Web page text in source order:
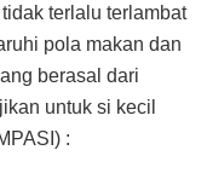
terlalu terlambat
pola makan dan
berasal dari
untuk si kecil
: